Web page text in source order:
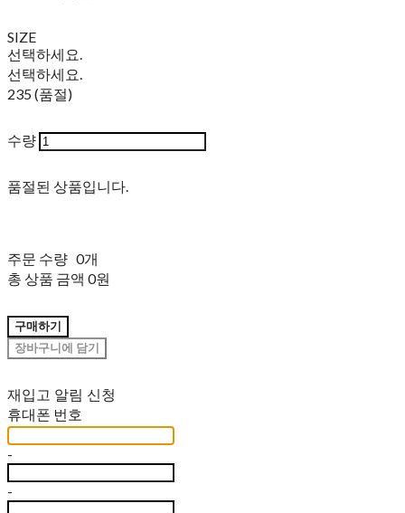
SIZE
선택하세요.
선택하세요.
235 (품절)
수량
품절된 상품입니다.
주문 수량 0개
총 상품 금액 0원
구매하기
장바구니에 담기
재입고 알림 신청
휴대폰 번호
-
-